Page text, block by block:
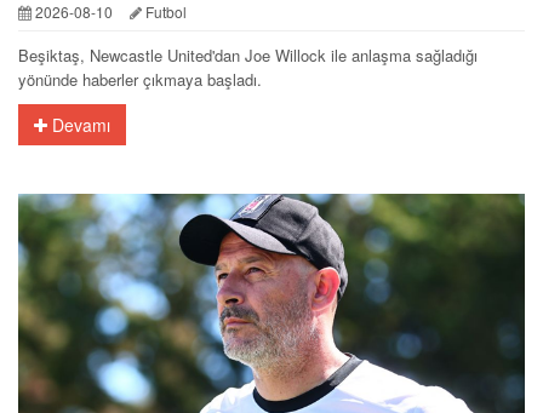
2026-08-10 Futbol
Beşiktaş, Newcastle United'dan Joe Willock ile anlaşma sağladığı
yönünde haberler çıkmaya başladı.
Devamı